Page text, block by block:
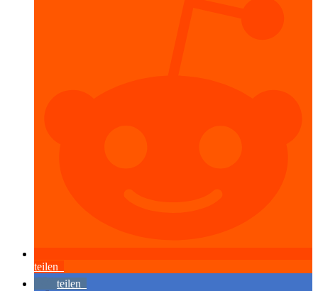
teilen
teilen